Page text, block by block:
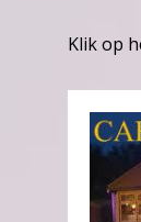
Klik op